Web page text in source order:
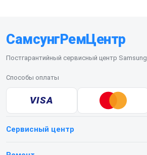
СамсунгРемЦентр
Постгарантийный сервисный центр Samsung
Способы оплаты
VISA
Сервисный центр
О нашем сервисе